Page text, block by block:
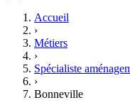
Accueil
›
Métiers
›
Spécialiste
›
Bonneville